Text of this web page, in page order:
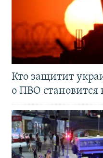
Кто защитит
о ПВО